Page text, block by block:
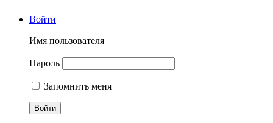
Войти
Имя пользователя
Пароль
Запомнить меня